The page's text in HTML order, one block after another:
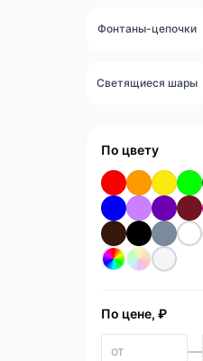
Фонтаны-цепочки
Светящиеся шары
По цвету
По цене, ₽
—